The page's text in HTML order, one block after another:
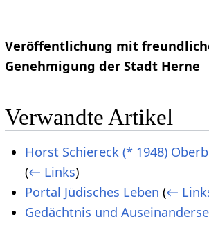
Veröffentlichung mit
Genehmigung der Stadt Herne
Verwandte Artikel
Horst Schiereck (* 1948)
(← Links)
Portal Jüdisches Leben (←
Gedächtnis und